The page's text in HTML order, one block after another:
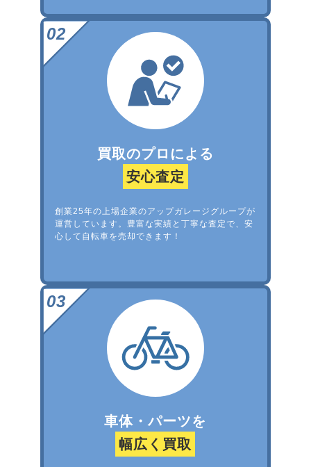
買取のプロによる
安心査定
創業25年の上場企業のアップガレージグループが
運営しています。豊富な実績と丁寧な査定で、安
心して自転車を売却できます！
車体・パーツを
幅広く買取